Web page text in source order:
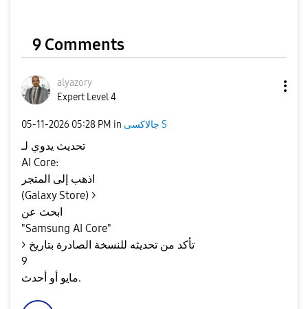
9 Comments
alyazory
Expert Level 4
‎05-11-2026 05:28 PM in جالاكسى S
تحديث يدوي لـ
AI Core:
اذهب إلى المتجر
(Galaxy Store) >
ابحث عن
"Samsung AI Core"
> تأكد من تحديثه للنسخة الصادرة بتاريخ
9
مايو أو أحدث.